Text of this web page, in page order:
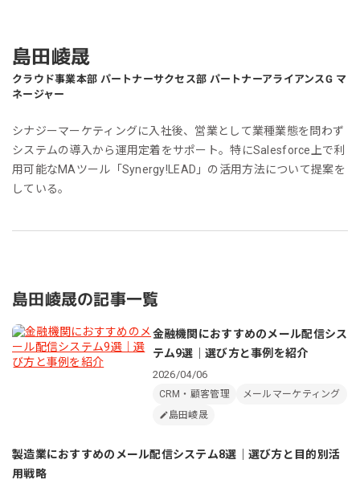
島田崚晟
クラウド事業本部 パートナーサクセス部 パートナーアライアンスG マ
ネージャー
シナジーマーケティングに入社後、営業として業種業態を問わず
システムの導入から運用定着をサポート。特にSalesforce上で利
用可能なMAツール「Synergy!LEAD」の活用方法について提案を
している。
島田崚晟の記事一覧
金融機関におすすめのメール配信シス
テム9選｜選び方と事例を紹介
2026/04/06
CRM・顧客管理
メールマーケティング
島田崚晟
製造業におすすめのメール配信システム8選｜選び方と目的別活
用戦略